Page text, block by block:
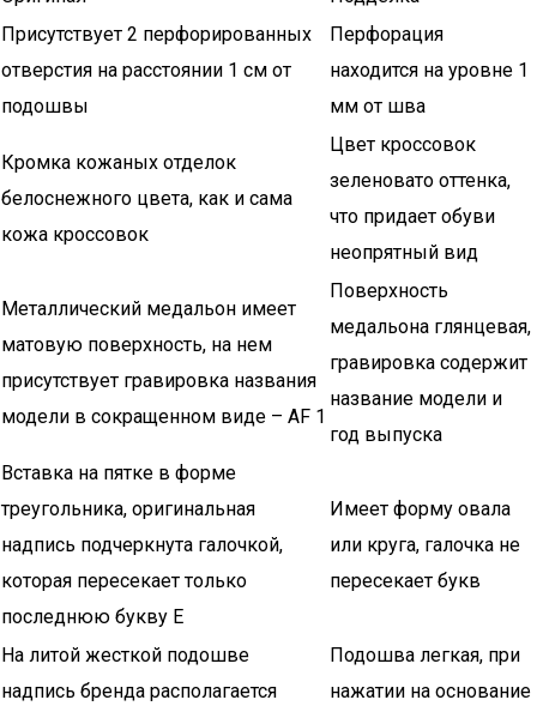
Присутствует 2 перфорированных
отверстия на расстоянии 1 см от
подошвы
Перфорация
находится на уровне 1
мм от шва
Кромка кожаных отделок
белоснежного цвета, как и сама
кожа кроссовок
Цвет кроссовок
зеленовато оттенка,
что придает обуви
неопрятный вид
Металлический медальон имеет
матовую поверхность, на нем
присутствует гравировка названия
модели в сокращенном виде – AF 1
Поверхность
медальона глянцевая,
гравировка содержит
название модели и
год выпуска
Вставка на пятке в форме
треугольника, оригинальная
надпись подчеркнута галочкой,
которая пересекает только
последнюю букву E
Имеет форму овала
или круга, галочка не
пересекает букв
На литой жесткой подошве
надпись бренда располагается
Подошва легкая, при
нажатии на основание